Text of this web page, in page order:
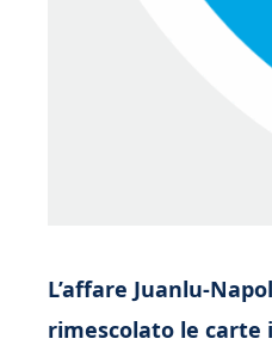
L’affare Juanlu-
rimescolato le carte